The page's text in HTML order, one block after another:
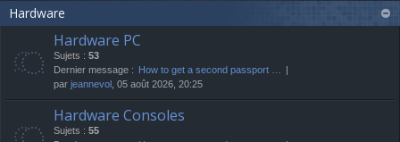
Hardware
Hardware PC
Sujets : 53
Dernier message : How to get a second passport …
par jeannevol , 05 août 2026, 20:25
Hardware Consoles
Sujets : 55